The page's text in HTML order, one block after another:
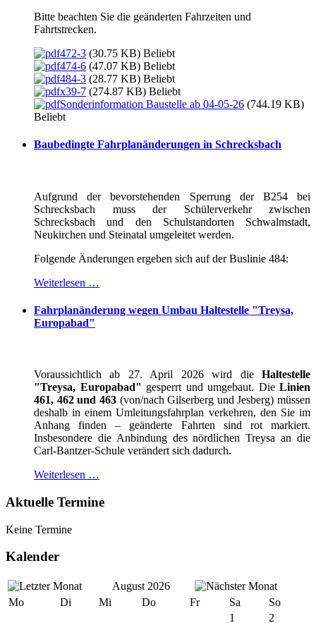
Bitte beachten Sie die geänderten Fahrzeiten und
Fahrtstrecken.
472-3 (30.75 KB) Beliebt
474-6 (47.07 KB) Beliebt
484-3 (28.77 KB) Beliebt
x39-7 (274.87 KB) Beliebt
Sonderinformation Baustelle ab 04-05-26 (744.19 KB)
Beliebt
Baubedingte Fahrplanänderungen in Schrecksbach
Aufgrund der bevorstehenden Sperrung der B254 bei
Schrecksbach muss der Schülerverkehr zwischen
Schrecksbach und den Schulstandorten Schwalmstadt,
Neukirchen und Steinatal umgeleitet werden.
Folgende Änderungen ergeben sich auf der Buslinie 484:
Weiterlesen …
Fahrplanänderung wegen Umbau Haltestelle "Treysa,
Europabad"
Voraussichtlich ab 27. April 2026 wird die Haltestelle
"Treysa, Europabad" gesperrt und umgebaut. DieLinien
461, 462 und 463(von/nach Gilserberg und Jesberg) müssen
deshalb in einem Umleitungsfahrplan verkehren, den Sie im
Anhang finden – geänderte Fahrten sind rot markiert.
Insbesondere die Anbindung des nördlichen Treysa an die
Carl-Bantzer-Schule verändert sich dadurch.
Weiterlesen …
Aktuelle Termine
Keine Termine
Kalender
August 2026
Mo
Di Mi Do Fr Sa
So
1
2